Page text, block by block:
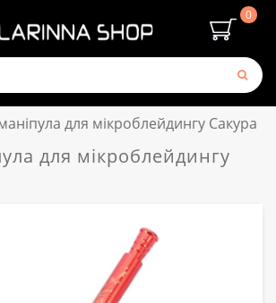
0
для мікроблейдингу Сакура
для мікроблейдингу